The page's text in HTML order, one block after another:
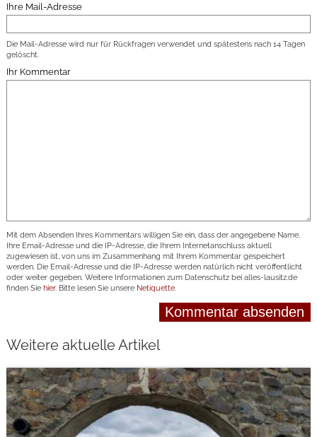
Ihre Mail-Adresse
Die Mail-Adresse wird nur für Rückfragen verwendet und spätestens nach 14 Tagen
gelöscht.
Ihr Kommentar
Mit dem Absenden Ihres Kommentars willigen Sie ein, dass der angegebene Name,
Ihre Email-Adresse und die IP-Adresse, die Ihrem Internetanschluss aktuell
zugewiesen ist, von uns im Zusammenhang mit Ihrem Kommentar gespeichert
werden. Die Email-Adresse und die IP-Adresse werden natürlich nicht veröffentlicht
oder weiter gegeben. Weitere Informationen zum Datenschutz bei alles-lausitz.de
finden Sie hier. Bitte lesen Sie unsere Netiquette.
Weitere aktuelle Artikel
weiterlesen